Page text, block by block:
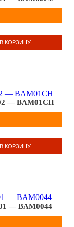
В КОРЗИНУ
— BAM01CH
В КОРЗИНУ
— BAM0044